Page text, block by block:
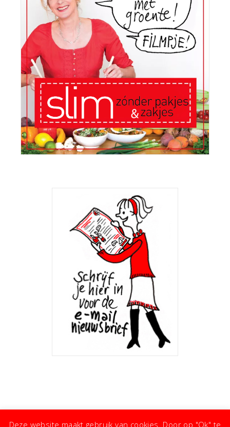
Deze website maakt gebruik van cookies. Door op "Ok" te